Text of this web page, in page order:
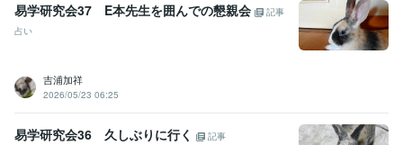
易学研究会37 E本先生を囲んでの懇親会
記事
占い
吉浦加祥
2026/05/23 06:25
易学研究会36 久しぶりに行く
記事